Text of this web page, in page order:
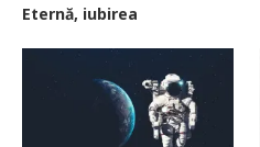
Eternă, iubirea